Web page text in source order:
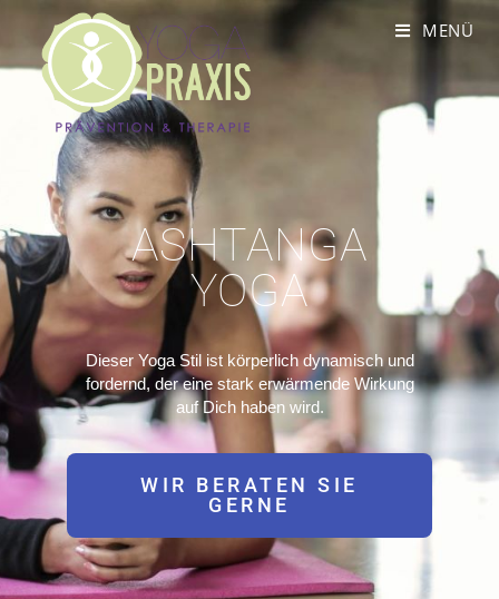
MENÜ
ASHTANGA
YOGA
Dieser Yoga Stil ist körperlich dynamisch und
fordernd, der eine stark erwärmende Wirkung
auf Dich haben wird.
WIR BERATEN SIE
GERNE